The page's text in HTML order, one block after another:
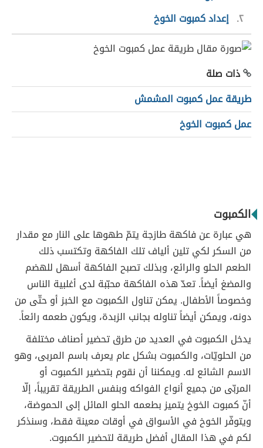
٢ إعداد كمبوت الخوخ
ذات صلة
طريقة عمل كمبوت المشمش
عمل كمبوت الخوخ
الكمبوت
هي عبارة عن فاكهة طازجة يتمّ طهوها على النار مع مقدار
من السكر لكي تلين ألياف تلك الفاكهة وتكتسب ذلك
الطعم الحلو والرائع، وبذلك تصبح الفاكهة أسهل للهضم
والمضغ أيضاً. تعدّ هذه الفاكهة محبّبة لدى أغلبية الناس
وخصوصاً الأطفال. يمكن تناول الكمبوت مع الخبز أو حتّى من
دونه، ويمكن أيضاً تناوله بجانب الزبدة، ويكون طعمه رائعاً.
يدخل الكمبوت في العديد من طرق تحضير أصناف مختلفة
من الحلويّات، والكمبوت بشكل عام يعرف باسم المربى، وهو
الاسم الشائع له. ويمكننا أن نقوم بتحضير الكمبوت أو
المربّى من جميع أنواع الفواكه وبنفس الطريقة تقريباً، إلّا
أنّ كمبوت الخوخ يتميز بطعمه الحلو المائل إلى الحموضة،
ويتوفّر الخوخ في الأسواق في أوقات معينة فقط، وسنذكر
لكم في هذا المقال أفضل طريقة لتحضير الكمبوت.